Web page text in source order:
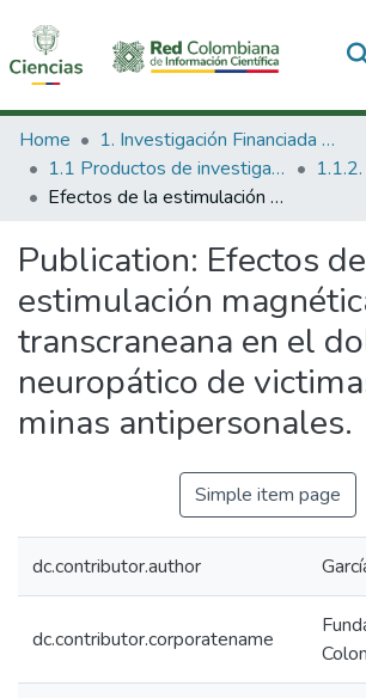
Communities & Collections
All of DSpace
Home
1. Investigación Financiada con Recursos Públicos
1.1 Productos de investigación
Efectos de la estimulación magnética transcraneana en el dolor neuropático de victimas de minas antipersonales.
Publication: Efectos
estimulación
transcraneana en el
neuropático de
minas antipersonales.
Simple item page
dc.contributor.author
dc.contributor.corporatename